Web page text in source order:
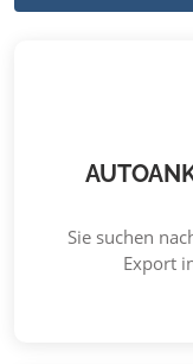
Sie suchen
Export